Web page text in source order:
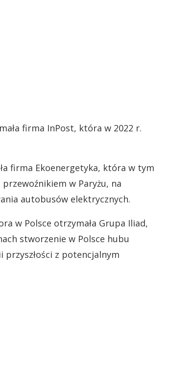
firma InPost, która w 2022 r.
firma Ekoenergetyka, która w tym
w Paryżu, na
autobusów elektrycznych.
w Polsce otrzymała Grupa Iliad,
stworzenie w Polsce hubu